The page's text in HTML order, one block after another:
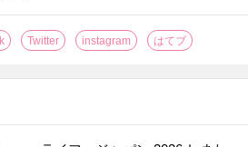
Twitter instagram はてブ